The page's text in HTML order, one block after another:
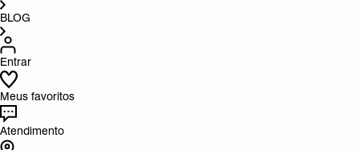
BLOG
Entrar
Meus favoritos
Atendimento